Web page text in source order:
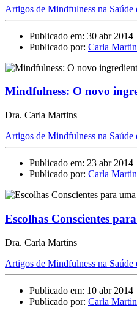
Artigos de Mindfulness na Saúde
Publicado em: 30 abr 2014
Publicado por: Carla
Mindfulness: O novo
Dra. Carla Martins
Artigos de Mindfulness na Saúde
Publicado em: 23 abr 2014
Publicado por: Carla
Escolhas Conscientes
Dra. Carla Martins
Artigos de Mindfulness na Saúde
Publicado em: 10 abr 2014
Publicado por: Carla